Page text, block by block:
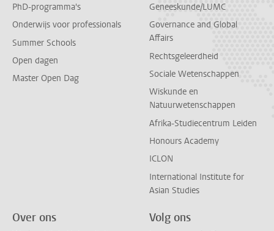
PhD-programma's
Onderwijs voor professionals
Summer Schools
Open dagen
Master Open Dag
Geneeskunde/LUMC
Governance and Global
Affairs
Rechtsgeleerdheid
Sociale Wetenschappen
Wiskunde en
Natuurwetenschappen
Afrika-Studiecentrum Leiden
Honours Academy
ICLON
International Institute for
Asian Studies
Over ons Volg ons